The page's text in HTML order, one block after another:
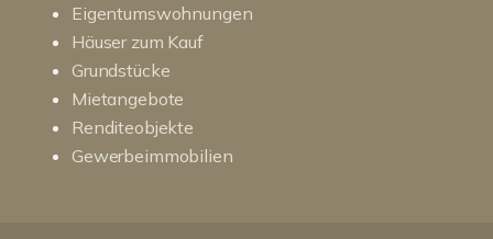
Eigentumswohnungen
Häuser zum Kauf
Grundstücke
Mietangebote
Renditeobjekte
Gewerbeimmobilien